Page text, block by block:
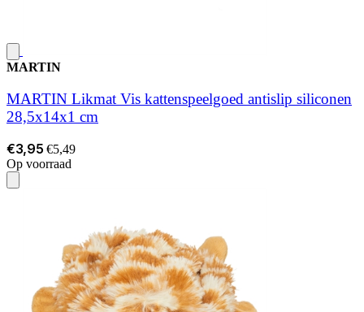
MARTIN
MARTIN Likmat Vis kattenspeelgoed antislip siliconen
28,5x14x1 cm
€3,95 €5,49
Op voorraad